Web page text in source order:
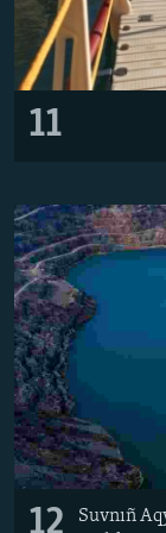
11
12
Suvnıñ